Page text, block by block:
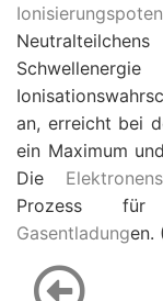
an, erreicht bei
ein Maximum
Die
Prozess für
Gasentladungen.